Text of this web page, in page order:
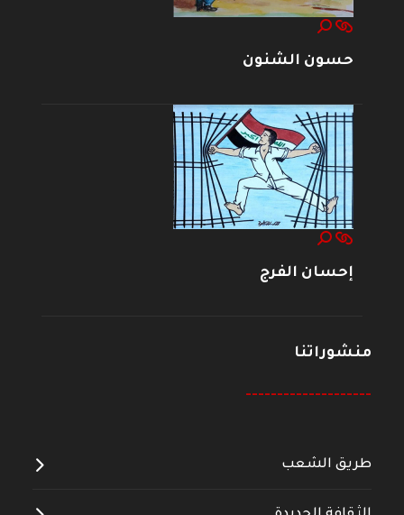
حسون الشنون
إحسان الفرج
منشوراتنا
--------------------
طريق الشعب